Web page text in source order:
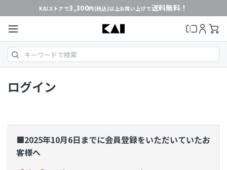
KAIストアで3,300円(税込)以上お買い上げで送料無料！
ログイン
■2025年10月6日までに会員登録をいただいていたお
客様へ